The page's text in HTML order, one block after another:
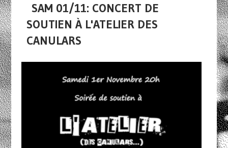
SAM 01/11: CONCERT DE
SOUTIEN À L'ATELIER DES
CANULARS